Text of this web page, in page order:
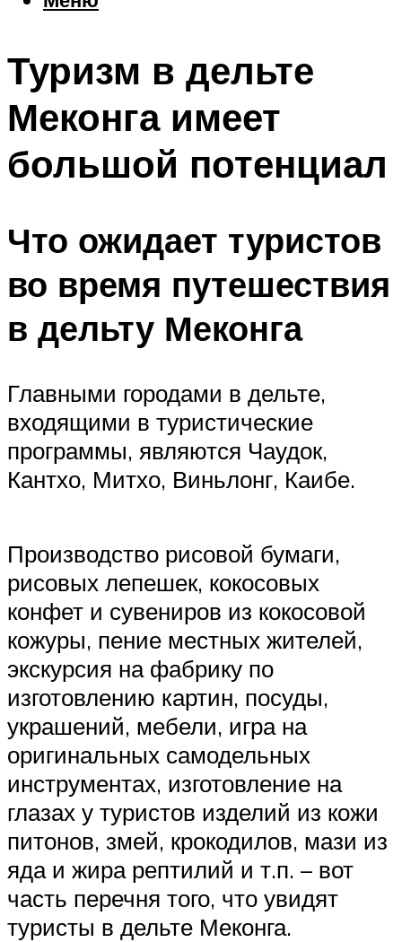
Шоппинг
Что посетить
Меню
Туризм в дельте
Меконга имеет
большой потенциал
Что ожидает туристов
во время путешествия
в дельту Меконга
Главными городами в дельте,
входящими в туристические
программы, являются Чаудок,
Кантхо, Митхо, Виньлонг, Каибе.
Производство рисовой бумаги,
рисовых лепешек, кокосовых
конфет и сувениров из кокосовой
кожуры, пение местных жителей,
экскурсия на фабрику по
изготовлению картин, посуды,
украшений, мебели, игра на
оригинальных самодельных
инструментах, изготовление на
глазах у туристов изделий из кожи
питонов, змей, крокодилов, мази из
яда и жира рептилий и т.п. – вот
часть перечня того, что увидят
туристы в дельте Меконга.